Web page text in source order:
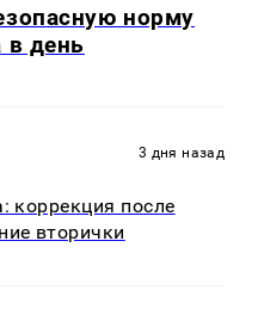
норму
в день
3 дня назад
коррекция после
вторички